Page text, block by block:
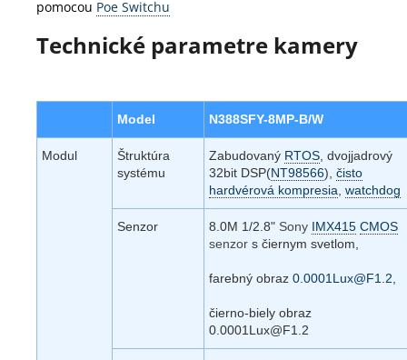
pomocou Poe Switchu
Technické parametre kamery
Model N388SFY-8MP-B/W
Modul
Štruktúra
systému
Zabudovaný RTOS, dvojjadrový
32bit DSP(NT98566), čisto
hardvérová kompresia, watchdog
Senzor 8.0M 1/2.8" Sony IMX415 CMOS
senzor s čiernym svetlom,
farebný obraz 0.0001Lux@F1.2,
čierno-biely obraz
0.0001Lux@F1.2